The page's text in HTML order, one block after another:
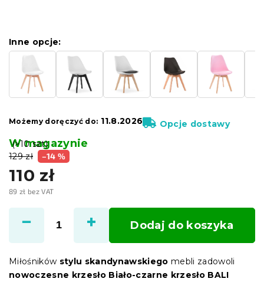
129 zł –14 %
110 zł
89 zł bez VAT
jednostkowa:
W magazynie
(>10 szt)
Inne opcje:
Możemy doręczyć do: 11.8.2026 Opcje dostawy
Dodaj do koszyka
Miłośników stylu skandynawskiego mebli zadowoli
nowoczesne krzesło Biało-czarne krzesło BALI